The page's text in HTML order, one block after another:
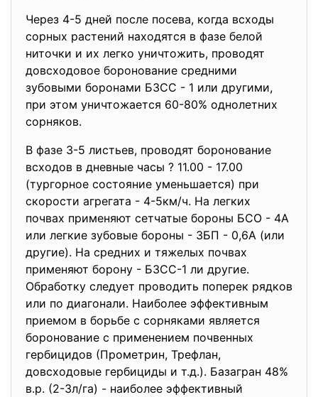
Через 4-5 дней после посева, когда всходы
сорных растений находятся в фазе белой
ниточки и их легко уничтожить, проводят
довсходовое боронование средними
зубовыми боронами БЗСС - 1 или другими,
при этом уничтожается 60-80% однолетних
сорняков.
В фазе 3-5 листьев, проводят боронование
всходов в дневные часы ? 11.00 - 17.00
(тургорное состояние уменьшается) при
скорости агрегата - 4-5км/ч. На легких
почвах применяют сетчатые бороны БСО - 4А
или легкие зубовые бороны - ЗБП - 0,6А (или
другие). На средних и тяжелых почвах
применяют борону - БЗСС-1 ли другие.
Обработку следует проводить поперек рядков
или по диагонали. Наиболее эффективным
приемом в борьбе с сорняками является
боронование с применением почвенных
гербицидов (Прометрин, Трефлан,
довсходовые гербициды и т.д.). Базагран 48%
в.р. (2-3л/га) - наиболее эффективный